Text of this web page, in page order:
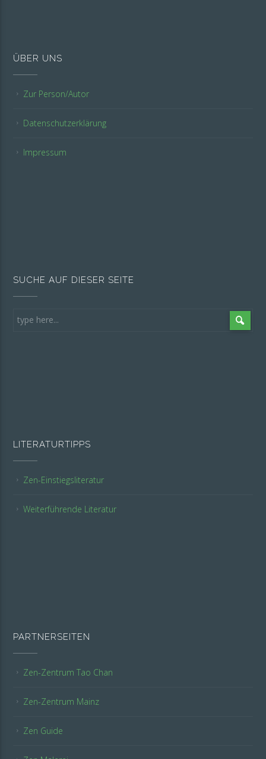
ÜBER UNS
Zur Person/Autor
Datenschutzerklärung
Impressum
SUCHE AUF DIESER SEITE
LITERATURTIPPS
Zen-Einstiegsliteratur
Weiterführende Literatur
PARTNERSEITEN
Zen-Zentrum Tao Chan
Zen-Zentrum Mainz
Zen Guide